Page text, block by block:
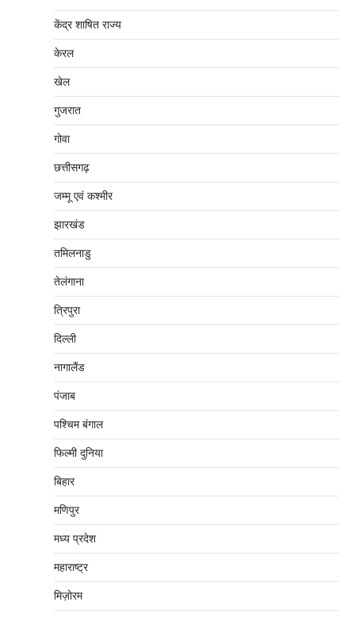
केंद्र शाषित राज्य
केरल
खेल
गुजरात
गोवा
छत्तीसगढ़
जम्‍मू एवं कश्‍मीर
झारखंड
तमिलनाडु
तेलंगाना
त्रिपुरा
दिल्‍ली
नागालैंड
पंजाब
पश्चिम बंगाल
फिल्मी दुनिया
बिहार
मणिपुर
मध्‍य प्रदेश
महाराष्‍ट्र
मिज़ोरम